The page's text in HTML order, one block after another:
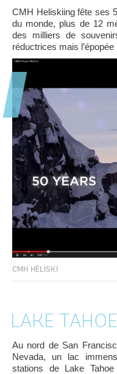
CMH Heliskiing fête ses
du monde, plus de 12
des milliers de
réductrices mais
CMH HÉLISKI
LAKE TAHOE
Au nord de San
Nevada, un lac
stations de Lake